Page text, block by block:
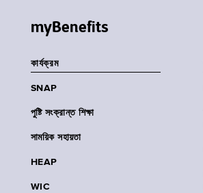
myBenefits
কার্যক্রম
SNAP
পুষ্টি সংক্রান্ত শিক্ষা
সাময়িক সহায়তা
HEAP
WIC